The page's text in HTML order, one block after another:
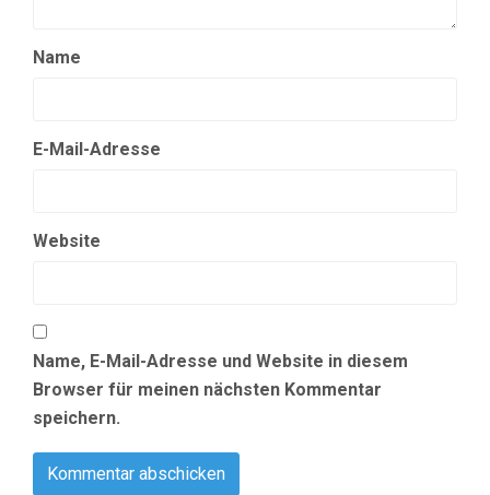
Name
E-Mail-Adresse
Website
Name, E-Mail-Adresse und Website in diesem
Browser für meinen nächsten Kommentar
speichern.